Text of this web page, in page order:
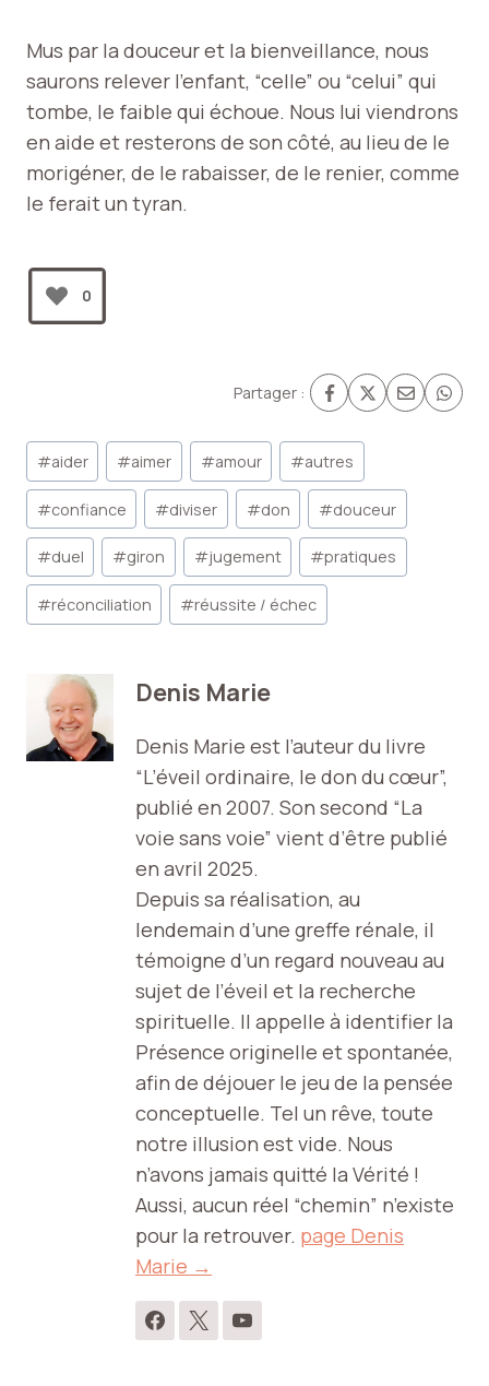
Mus par la douceur et la bienveillance, nous
saurons relever l’enfant, “celle” ou “celui” qui
tombe, le faible qui échoue. Nous lui viendrons
en aide et resterons de son côté, au lieu de le
morigéner, de le rabaisser, de le renier, comme
le ferait un tyran.
0
Partager :
Étiquettes
de
la
publication :
#aider #aimer #amour #autres
#confiance #diviser #don #douceur
#duel #giron #jugement #pratiques
#réconciliation #réussite / échec
Denis Marie
Denis Marie est l’auteur du livre
“L’éveil ordinaire, le don du cœur”,
publié en 2007. Son second “La
voie sans voie” vient d’être publié
en avril 2025.
Depuis sa réalisation, au
lendemain d’une greffe rénale, il
témoigne d’un regard nouveau au
sujet de l’éveil et la recherche
spirituelle. Il appelle à identifier la
Présence originelle et spontanée,
afin de déjouer le jeu de la pensée
conceptuelle. Tel un rêve, toute
notre illusion est vide. Nous
n’avons jamais quitté la Vérité !
Aussi, aucun réel “chemin” n’existe
pour la retrouver. page Denis
Marie →